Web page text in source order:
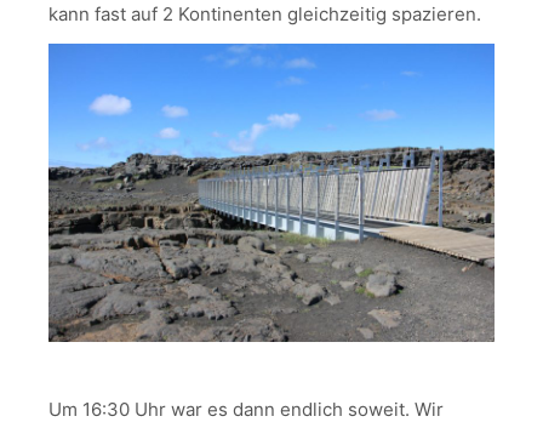
kann fast auf 2 Kontinenten gleichzeitig spazieren.
Um 16:30 Uhr war es dann endlich soweit. Wir